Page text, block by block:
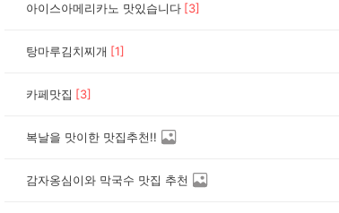
아이스아메리카노 맛있습니다 [3]
탕마루김치찌개 [1]
카페맛집 [3]
복날을 맛이한 맛집추천!!
감자옹심이와 막국수 맛집 추천